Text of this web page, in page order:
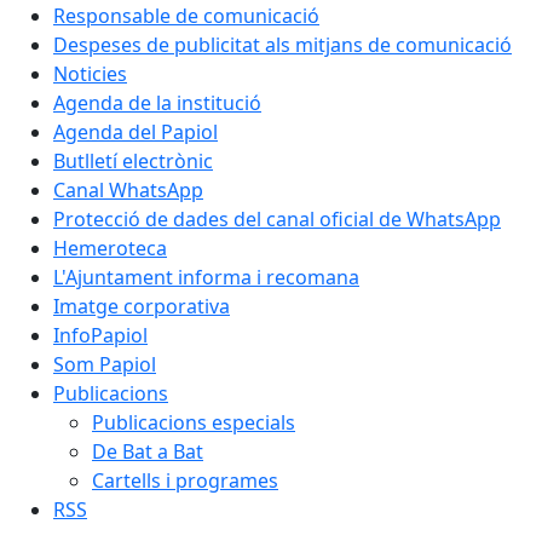
Responsable de comunicació
Despeses de publicitat als mitjans de comunicació
Noticies
Agenda de la institució
Agenda del Papiol
Butlletí electrònic
Canal WhatsApp
Protecció de dades del canal oficial de WhatsApp
Hemeroteca
L'Ajuntament informa i recomana
Imatge corporativa
InfoPapiol
Som Papiol
Publicacions
Publicacions especials
De Bat a Bat
Cartells i programes
RSS